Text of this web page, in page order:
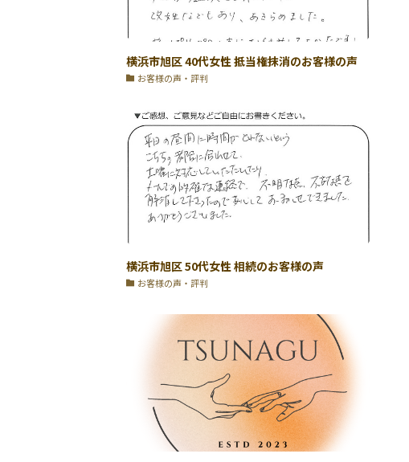
横浜市旭区 40代女性 抵当権抹消のお客様の声
お客様の声・評判
横浜市旭区 50代女性 相続のお客様の声
お客様の声・評判